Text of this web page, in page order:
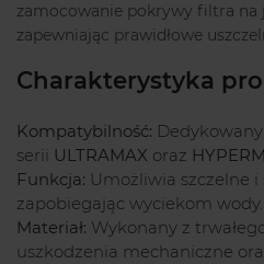
zamocowanie pokrywy filtra na
zapewniając prawidłowe
Charakterystyka
Kompatybilność:
serii
ULTRAMAX oraz
Funkcja: Umożliwia szczelne
zapobiegając wyciekom wody.
Materiał: Wykonany z
uszkodzenia mechaniczne